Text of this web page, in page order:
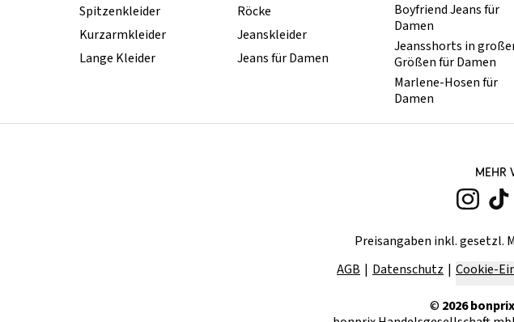
Spitzenkleider
Kurzarmkleider
Lange Kleider
Röcke
Jeanskleider
Jeans für Damen
Boyfriend Jeans für
Damen
Jeansshorts in
Größen für Damen
Marlene-Hosen für
Damen
MEHR
Preisangaben inkl. gesetzl.
AGB
Datenschutz Cookie-
© 2026